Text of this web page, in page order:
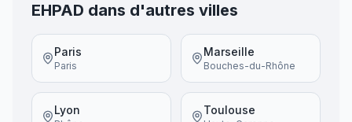
EHPAD dans d'autres villes
Paris
Paris
Marseille
Bouches-du-Rhône
Lyon Toulouse